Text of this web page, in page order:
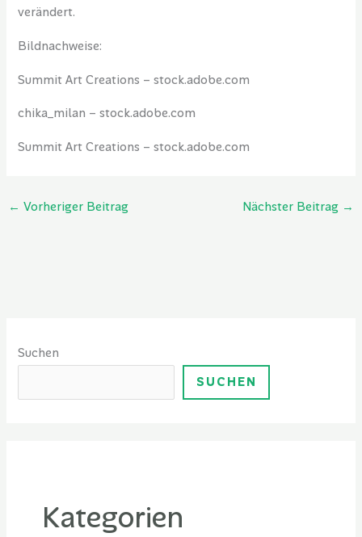
verändert.
Bildnachweise:
Summit Art Creations – stock.adobe.com
chika_milan – stock.adobe.com
Summit Art Creations – stock.adobe.com
← Vorheriger Beitrag Nächster Beitrag →
Suchen
SUCHEN
Kategorien